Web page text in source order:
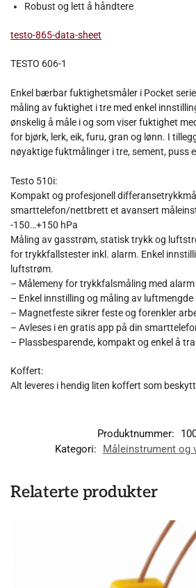
Robust og lett å håndtere
testo-865-data-sheet
TESTO 606-1
Enkel bærbar fuktighetsmåler i Pocket
måling av fuktighet i tre med enkel
ønskelig å måle i og som viser fuktighet
for bjørk, lerk, eik, furu, gran og lønn. I
nøyaktige fuktmålinger i tre, sement, puss
Testo 510i:
Kompakt og profesjonell
smarttelefon/nettbrett et avansert
-150…+150 hPa
Måling av gasstrøm, statisk trykk og
for trykkfallstester inkl. alarm. Enkel
luftstrøm.
– Målemeny for trykkfalsmåling med alarm
– Enkel innstilling og måling av luftmengde
– Magnetfeste sikrer feste og forenkler
– Avleses i en gratis app på din
– Plassbesparende, kompakt og enkel å
Koffert:
Alt leveres i hendig liten koffert som
Produktnummer:
Kategori:
Måleinstrument og
Relaterte produkter